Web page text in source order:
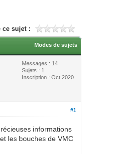
ce sujet :
Modes de sujets
Messages : 14
Sujets : 1
Inscription : Oct 2020
#1
informations
les bouches de VMC